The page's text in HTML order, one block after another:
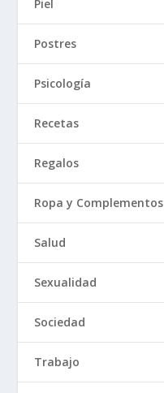
Piel
Postres
Psicología
Recetas
Regalos
Ropa y Complementos
Salud
Sexualidad
Sociedad
Trabajo